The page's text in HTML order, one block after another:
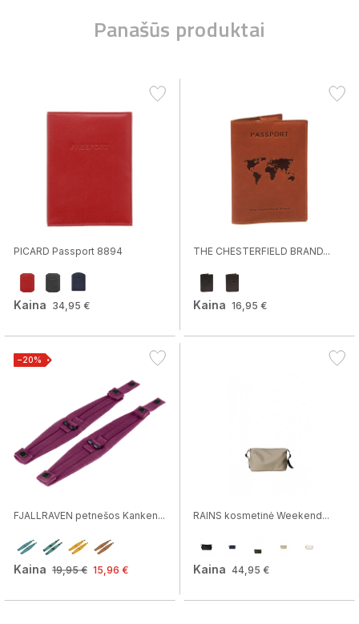
Panašūs produktai
PICARD Passport 8894
Kaina 34,95 €
THE CHESTERFIELD BRAND...
Kaina 16,95 €
−20%
FJALLRAVEN petnešos Kanken...
Kaina 19,95 € 15,96 €
RAINS kosmetinė Weekend...
Kaina 44,95 €